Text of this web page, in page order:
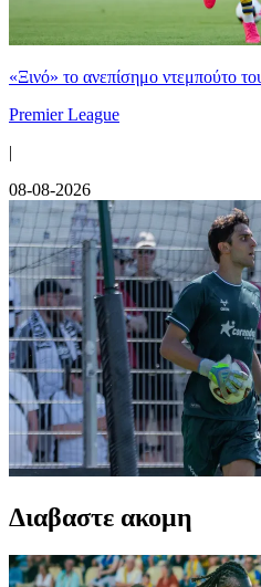
«Ξινό» το ανεπίσημο ντεμπούτο
Premier League
|
08-08-2026
Διαβαστε ακομη